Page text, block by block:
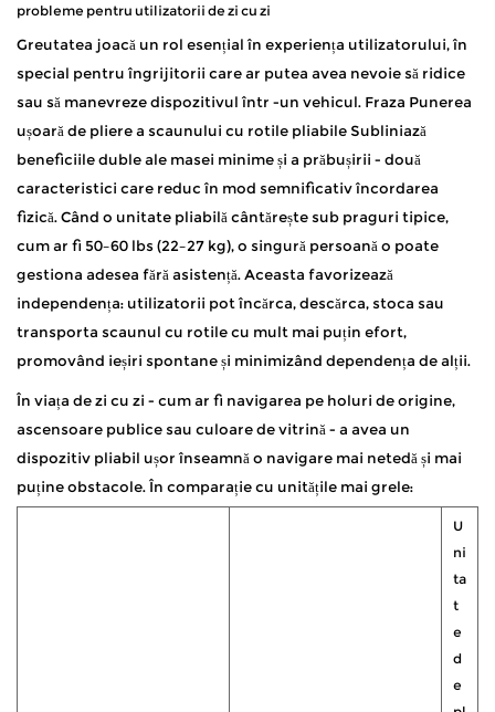
probleme pentru utilizatorii de zi cu zi
Greutatea joacă un rol esențial în experiența utilizatorului, în
special pentru îngrijitorii care ar putea avea nevoie să ridice
sau să manevreze dispozitivul într -un vehicul. Fraza Punerea
ușoară de pliere a scaunului cu rotile pliabile Subliniază
beneficiile duble ale masei minime și a prăbușirii - două
caracteristici care reduc în mod semnificativ încordarea
fizică. Când o unitate pliabilă cântărește sub praguri tipice,
cum ar fi 50–60 lbs (22–27 kg), o singură persoană o poate
gestiona adesea fără asistență. Aceasta favorizează
independența: utilizatorii pot încărca, descărca, stoca sau
transporta scaunul cu rotile cu mult mai puțin efort,
promovând ieșiri spontane și minimizând dependența de alții.
În viața de zi cu zi - cum ar fi navigarea pe holuri de origine,
ascensoare publice sau culoare de vitrină - a avea un
dispozitiv pliabil ușor înseamnă o navigare mai netedă și mai
puține obstacole. În comparație cu unitățile mai grele:
U
ni
ta
t
e
d
e